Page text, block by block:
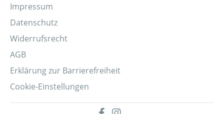
Impressum
Datenschutz
Widerrufsrecht
AGB
Erklärung zur Barrierefreiheit
Cookie-Einstellungen